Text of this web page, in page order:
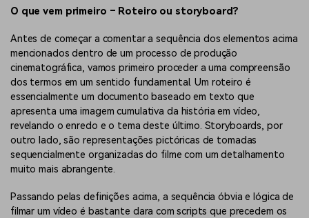
O que vem primeiro – Roteiro ou storyboard?
Antes de começar a comentar a sequência dos elementos acima
mencionados dentro de um processo de produção
cinematográfica, vamos primeiro proceder a uma compreensão
dos termos em um sentido fundamental. Um roteiro é
essencialmente um documento baseado em texto que
apresenta uma imagem cumulativa da história em vídeo,
revelando o enredo e o tema deste último. Storyboards, por
outro lado, são representações pictóricas de tomadas
sequencialmente organizadas do filme com um detalhamento
muito mais abrangente.
Passando pelas definições acima, a sequência óbvia e lógica de
filmar um vídeo é bastante clara com scripts que precedem os